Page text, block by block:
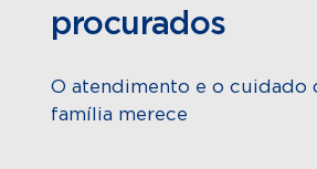
procurados
O atendimento e o cuidado
família merece